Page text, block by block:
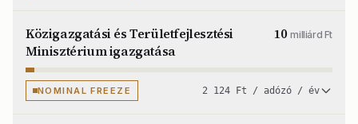
Közigazgatási és Területfejlesztési
Minisztérium igazgatása
10milliárd Ft
NOMINAL FREEZE 2 124 Ft / adózó / év